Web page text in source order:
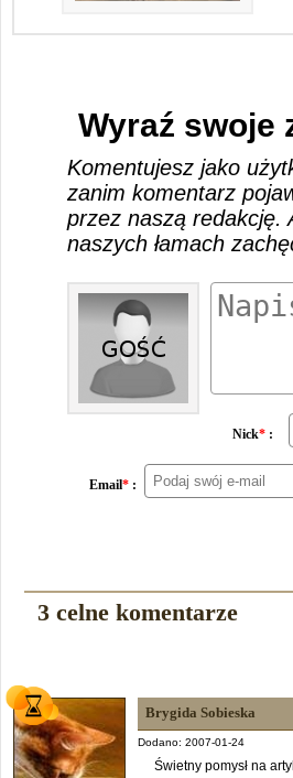
Wyraź swoje
Komentujesz jako
zanim komentarz
przez naszą redakcję.
naszych łamach
Nick* :
Email* :
3 celne komentarze
Brygida Sobieska
Dodano: 2007-01-24
Świetny pomysł na